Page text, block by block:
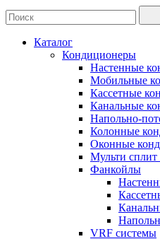
Каталог
Кондиционеры
Настенные
Мобильные
Кассетные
Канальные
Напольно-
Колонные
Оконные
Мульти сплит
Фанкойлы
VRF системы